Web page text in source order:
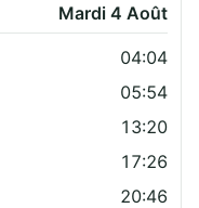
Mardi 4 Août
04:04
05:54
13:20
17:26
20:46